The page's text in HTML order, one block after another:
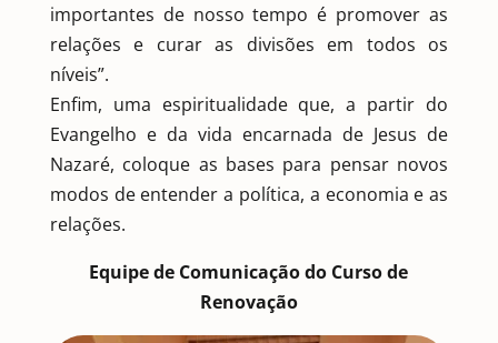
importantes de nosso tempo é promover as
relações e curar as divisões em todos os
níveis”.
Enfim, uma espiritualidade que, a partir do
Evangelho e da vida encarnada de Jesus de
Nazaré, coloque as bases para pensar novos
modos de entender a política, a economia e as
relações.
Equipe de Comunicação do Curso de
Renovação